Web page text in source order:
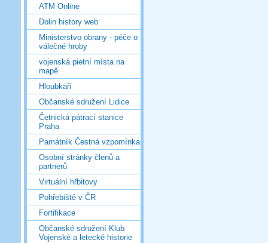
ATM Online
Dolin history web
Ministerstvo obrany - péče o
válečné hroby
vojenská pietní místa na
mapě
Hloubkaři
Občanské sdružení Lidice
Četnická pátrací stanice
Praha
Památník Čestná vzpomínka
Osobní stránky členů a
partnerů
Virtuální hřbitovy
Pohřebiště v ČR
Fortifikace
Občanské sdružení Klub
Vojenské a letecké historie